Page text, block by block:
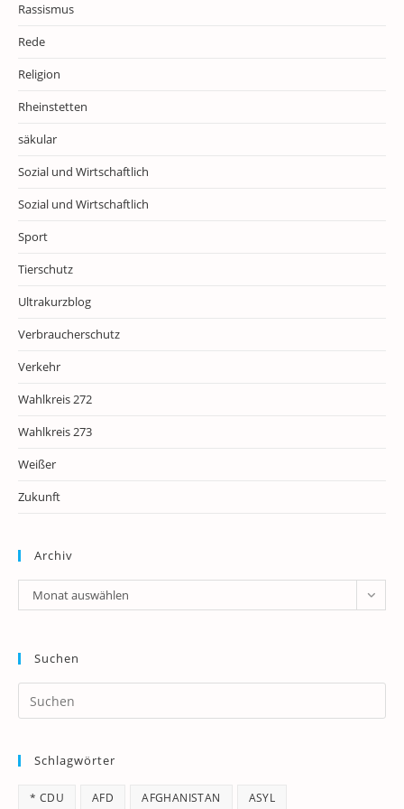
Rassismus
Rede
Religion
Rheinstetten
säkular
Sozial und Wirtschaftlich
Sozial und Wirtschaftlich
Sport
Tierschutz
Ultrakurzblog
Verbraucherschutz
Verkehr
Wahlkreis 272
Wahlkreis 273
Weißer
Zukunft
Archiv
Archiv
Monat auswählen
Suchen
Schlagwörter
* CDU AFD AFGHANISTAN ASYL